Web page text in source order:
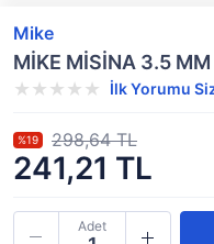
Mike
MİKE MİSİNA 3.5
İlk Yorumu
241,21 TL
%19 298,64 TL
Adet